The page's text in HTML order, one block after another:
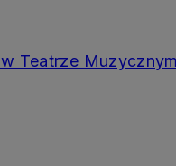
Teatrze